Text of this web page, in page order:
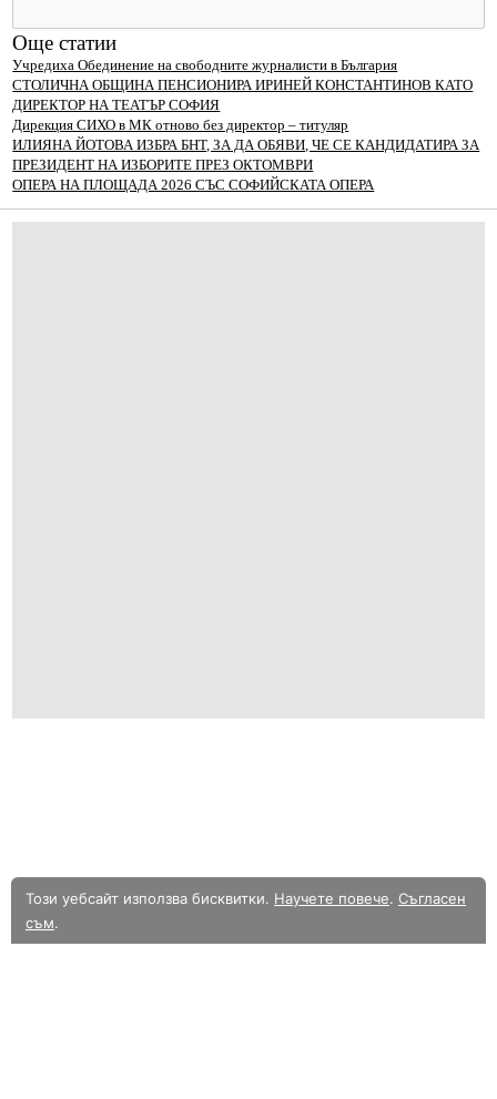
Още статии
Учредиха Обединение на свободните журналисти в България
СТОЛИЧНА ОБЩИНА ПЕНСИОНИРА ИРИНЕЙ КОНСТАНТИНОВ КАТО
ДИРЕКТОР НА ТЕАТЪР СОФИЯ
Дирекция СИХО в МК отново без директор – титуляр
ИЛИЯНА ЙОТОВА ИЗБРА БНТ, ЗА ДА ОБЯВИ, ЧЕ СЕ КАНДИДАТИРА ЗА
ПРЕЗИДЕНТ НА ИЗБОРИТЕ ПРЕЗ ОКТОМВРИ
ОПЕРА НА ПЛОЩАДА 2026 СЪС СОФИЙСКАТА ОПЕРА
Този уебсайт използва бисквитки. Научете повече. Съгласен
съм.